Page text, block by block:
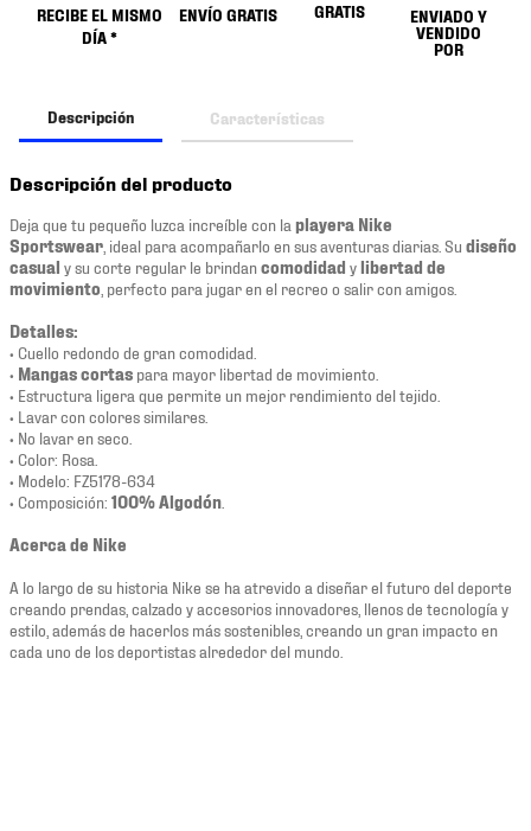
RECIBE EL MISMO
DÍA *
ENVÍO GRATIS
GRATIS
ENVIADO Y
VENDIDO
POR
Descripción Características
Descripción del producto
Deja que tu pequeño luzca increíble con la playera Nike
Sportswear , ideal para acompañarlo en sus aventuras diarias. Su diseño
casual y su corte regular le brindancomodidad ylibertad de
movimiento , perfecto para jugar en el recreo o salir con amigos.
Detalles:
• Cuello redondo de gran comodidad.
• Mangas cortas para mayor libertad de movimiento.
• Estructura ligera que permite un mejor rendimiento del tejido.
• Lavar con colores similares.
• No lavar en seco.
• Color: Rosa.
• Modelo: FZ5178-634
• Composición: 100% Algodón
Acerca de Nike
A lo largo de su historia Nike se ha atrevido a diseñar el futuro del deporte
creando prendas, calzado y accesorios innovadores, llenos de tecnología y
estilo, además de hacerlos más sostenibles, creando un gran impacto en
cada uno de los deportistas alrededor del mundo.